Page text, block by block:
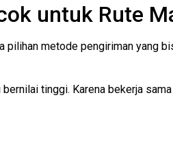
untuk Rute
pilihan metode pengiriman yang
tinggi. Karena bekerja